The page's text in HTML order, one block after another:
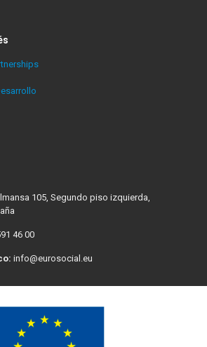
105, Segundo piso izquierda,
46 00
info@eurosocial.eu